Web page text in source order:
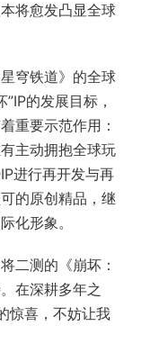
将愈发凸显全球
穹铁道》的全球
的发展目标，
重要示范作用：
主动拥抱全球玩
进行再开发与再
的原创精品，继
化形象。
二测的《崩坏：
在深耕多年之
惊喜，不妨让我